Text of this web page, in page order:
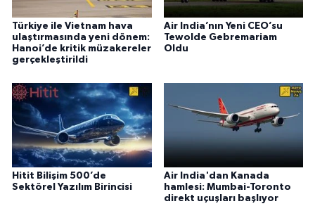
Türkiye ile Vietnam hava
ulaştırmasında yeni dönem:
Hanoi’de kritik müzakereler
gerçekleştirildi
Air India’nın Yeni CEO’su
Tewolde Gebremariam
Oldu
Hitit Bilişim 500’de
Sektörel Yazılım Birincisi
Air India'dan Kanada
hamlesi: Mumbai-Toronto
direkt uçuşları başlıyor